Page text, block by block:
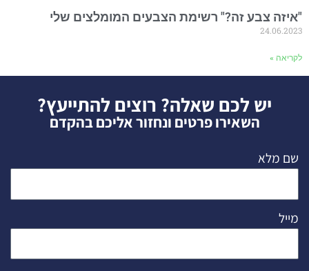
"איזה צבע זה?" רשימת הצבעים המומלצים שלי
24.06.2023
לקריאה »
יש לכם שאלה? רוצים להתייעץ?
השאירו פרטים ונחזור אליכם בהקדם
שם מלא
מייל